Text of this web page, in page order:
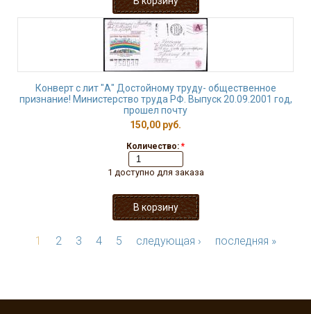
Конверт с лит "А" Достойному труду- общественное
признание! Министерство труда РФ. Выпуск 20.09.2001 год,
прошел почту
150,00 руб.
Количество: *
1 доступно для заказа
1 2 3 4 5 следующая › последняя »